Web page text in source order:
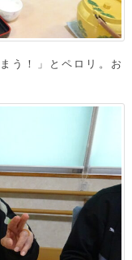
う！」とペロリ。お